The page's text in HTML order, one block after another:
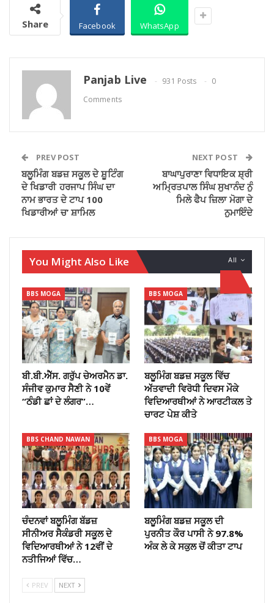
Share Facebook WhatsApp
Panjab Live 931 Posts
0
Comments
PREV POST
ਬਲੂਮਿੰਗ ਬਡਜ਼ ਸਕੂਲ ਦੇ ਸ਼ੂਟਿੰਗ
ਦੇ ਖਿਡਾਰੀ ਹਰਜਾਪ ਸਿੰਘ ਦਾ
ਨਾਮ ਭਾਰਤ ਦੇ ਟਾਪ 100
ਖਿਡਾਰੀਆਂ ਚ’ ਸ਼ਾਮਿਲ
NEXT POST
ਬਾਘਾਪੁਰਾਣਾ ਵਿਧਾਇਕ ਸ਼੍ਰੀ
ਅਮ੍ਰਿਤਪਾਲ ਸਿੰਘ ਸੁਖਾਨੰਦ ਨੁੰ
ਮਿਲੇ ਫੈਪ ਜ਼ਿਲਾ ਮੋਗਾ ਦੇ
ਨੁਮਾਇੰਦੇ
All
You Might Also Like
BBS MOGA
ਬੀ.ਬੀ.ਐੱਸ. ਗਰੁੱਪ ਚੇਅਰਮੈਨ ਡਾ.
ਸੰਜੀਵ ਕੁਮਾਰ ਸੈਣੀ ਨੇ 10ਵੇਂ
“ਠੰਡੀ ਛਾਂ ਦੇ ਲੰਗਰ”…
BBS MOGA
ਬਲੂਮਿੰਗ ਬਡਜ਼ ਸਕੂਲ ਵਿੱਚ
ਅੱੱਤਵਾਦੀ ਵਿਰੋਧੀ ਦਿਵਸ ਮੌਕੇ
ਵਿਦਿਆਰਥੀਆਂ ਨੇ ਆਰਟੀਕਲ ਤੇ
ਚਾਰਟ ਪੇਸ਼ ਕੀਤੇ
BBS CHAND NAWAN
ਚੰਦਨਵਾਂ ਬਲੂਮਿੰਗ ਬੱਡਜ਼
ਸੀਨੀਅਰ ਸੈਕੰਡਰੀ ਸਕੂਲ ਦੇ
ਵਿਦਿਆਰਥੀਆਂ ਨੇ 12ਵੀਂ ਦੇ
ਨਤੀਜਿਆਂ ਵਿੱਚ…
BBS MOGA
ਬਲੂਮਿੰਗ ਬਡਜ਼ ਸਕੂਲ ਦੀ
ਪੁਰਨੀਤ ਕੌਰ ਪਾਸੀ ਨੇ 97.8%
ਅੰਕ ਲੇ ਕੇ ਸਕੁਲ ਚੋਂ ਕੀਤਾ ਟਾਪ
PREV NEXT